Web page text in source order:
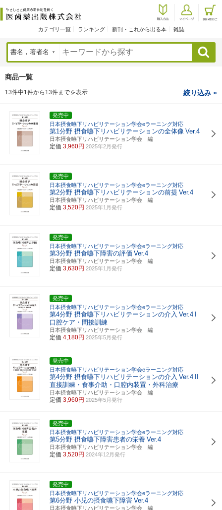
カテゴリ一覧 ランキング 新刊・これから出る本 雑誌
検索
商品一覧
13件中1件から13件までを表示 絞り込み »
発売中
日本摂食嚥下リハビリテーション学会eラーニング対応
第1分野 摂食嚥下リハビリテーションの全体像 Ver.4
日本摂食嚥下リハビリテーション学会 編
定価 3,960円 2025年2月発行
発売中
日本摂食嚥下リハビリテーション学会eラーニング対応
第2分野 摂食嚥下リハビリテーションの前提 Ver.4
日本摂食嚥下リハビリテーション学会 編
定価 3,520円 2025年1月発行
発売中
日本摂食嚥下リハビリテーション学会eラーニング対応
第3分野 摂食嚥下障害の評価 Ver.4
日本摂食嚥下リハビリテーション学会 編
定価 3,630円 2025年1月発行
発売中
日本摂食嚥下リハビリテーション学会eラーニング対応
第4分野 摂食嚥下リハビリテーションの介入 Ver.4
口腔ケア・間接訓練
日本摂食嚥下リハビリテーション学会 編
定価 4,180円 2025年5月発行
発売中
日本摂食嚥下リハビリテーション学会eラーニング対応
第4分野 摂食嚥下リハビリテーションの介入 Ver.4
直接訓練・食事介助・口腔内装置・外科治療
日本摂食嚥下リハビリテーション学会 編
定価 3,960円 2025年5月発行
発売中
日本摂食嚥下リハビリテーション学会eラーニング対応
第5分野 摂食嚥下障害患者の栄養 Ver.4
日本摂食嚥下リハビリテーション学会 編
定価 3,520円 2024年12月発行
発売中
日本摂食嚥下リハビリテーション学会eラーニング対応
第6分野 小児の摂食嚥下障害 Ver.4
日本摂食嚥下リハビリテーション学会 編